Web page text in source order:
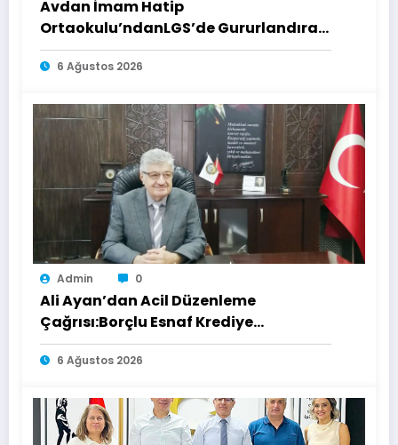
Avdan İmam Hatip
Ortaokulu’ndanLGS’de Gururlandıran
Başarı
6 Ağustos 2026
Admin 0
Ali Ayan’dan Acil Düzenleme
Çağrısı:Borçlu Esnaf Krediye
Ulaşamıyor
6 Ağustos 2026